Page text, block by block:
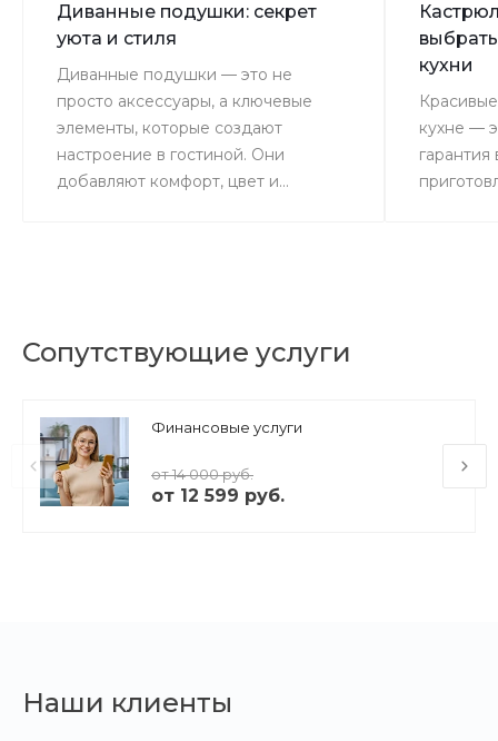
Диванные подушки: секрет
уюта и стиля
Диванные подушки — это не
просто аксессуары, а ключевые
элементы, которые создают
настроение в гостиной. Они
добавляют комфорт, цвет и...
кухни
кухне —
Сопутствующие услуги
Финансовые услуги
от 14 000 руб.
от 12 599 руб.
Наши клиенты